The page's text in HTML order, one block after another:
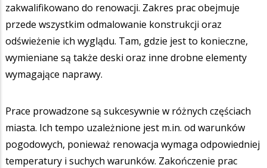
zakwalifikowano do renowacji. Zakres prac obejmuje
przede wszystkim odmalowanie konstrukcji oraz
odświeżenie ich wyglądu. Tam, gdzie jest to konieczne,
wymieniane są także deski oraz inne drobne elementy
wymagające naprawy.
Prace prowadzone są sukcesywnie w różnych częściach
miasta. Ich tempo uzależnione jest m.in. od warunków
pogodowych, ponieważ renowacja wymaga odpowiedniej
temperatury i suchych warunków. Zakończenie prac